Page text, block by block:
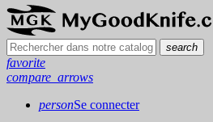
search
favorite
compare_arrows
personSe connecter